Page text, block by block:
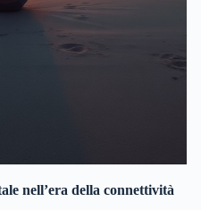
nell’era della connettività